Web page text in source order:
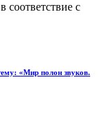
соответствие с
«Мир полон звуков.